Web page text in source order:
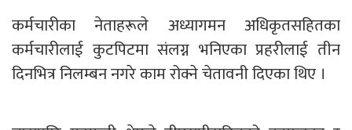
कर्मचारीका नेताहरूले अध्यागमन अधिकृतसहितका
कर्मचारीलाई कुटपिटमा संलग्न भनिएका प्रहरीलाई तीन
दिनभित्र निलम्बन नगरे काम रोक्ने चेतावनी दिएका थिए ।